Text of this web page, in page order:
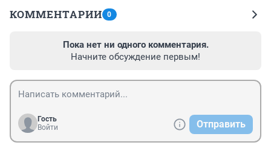
КОММЕНТАРИИ 0
Пока нет ни одного комментария.
Начните обсуждение первым!
Гость
Войти
Отправить